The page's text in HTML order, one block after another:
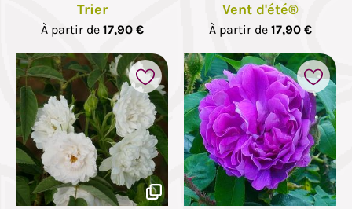
Trier
À partir de 17,90 €
Vent d'été®
À partir de 17,90 €